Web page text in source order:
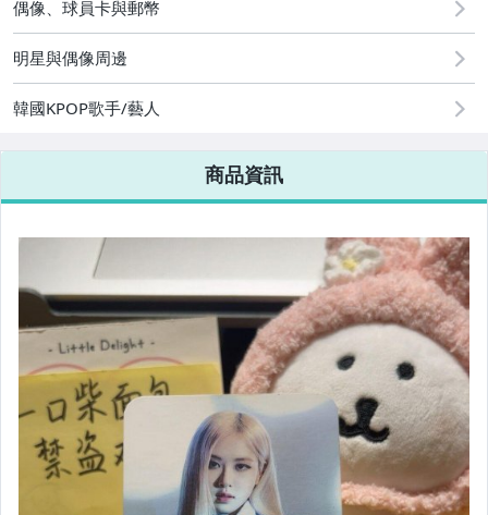
偶像、球員卡與郵幣
明星與偶像周邊
韓國KPOP歌手/藝人
商品資訊